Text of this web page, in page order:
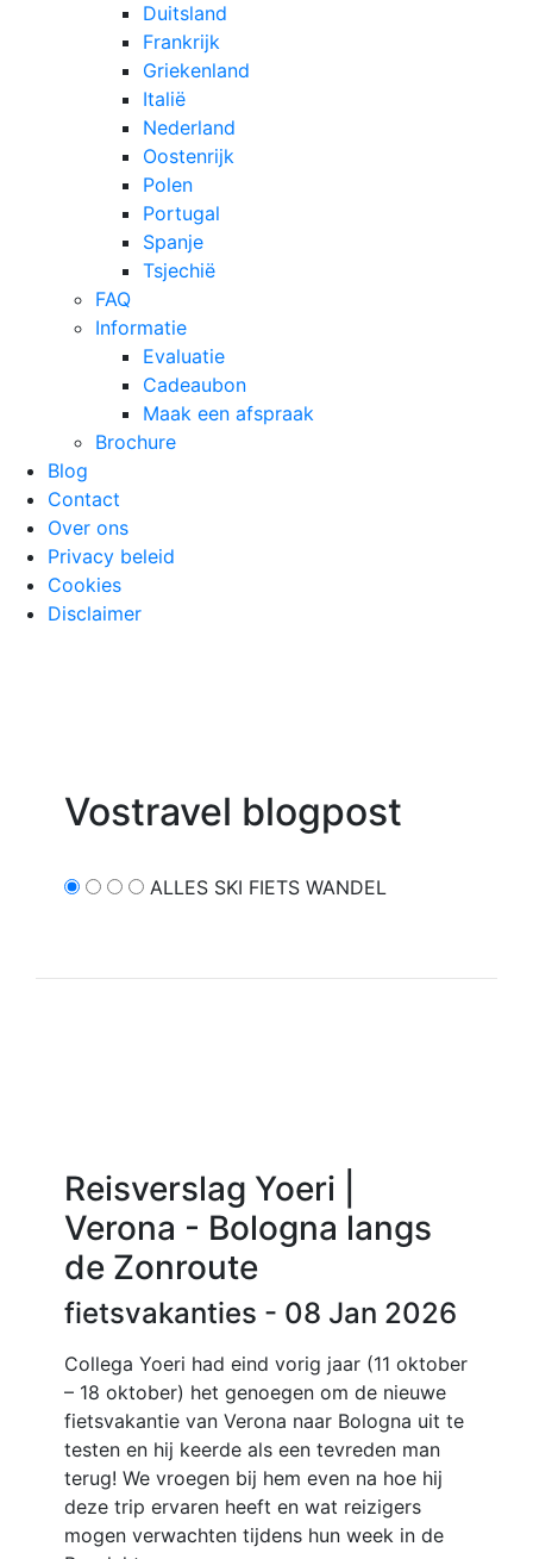
Duitsland
Frankrijk
Griekenland
Italië
Nederland
Oostenrijk
Polen
Portugal
Spanje
Tsjechië
FAQ
Informatie
Evaluatie
Cadeaubon
Maak een afspraak
Brochure
Blog
Contact
Over ons
Privacy beleid
Cookies
Disclaimer
Vostravel blogpost
ALLES SKI FIETS WANDEL
Reisverslag Yoeri |
Verona - Bologna langs
de Zonroute
fietsvakanties - 08 Jan 2026
Collega Yoeri had eind vorig jaar (11 oktober
– 18 oktober) het genoegen om de nieuwe
fietsvakantie van Verona naar Bologna uit te
testen en hij keerde als een tevreden man
terug! We vroegen bij hem even na hoe hij
deze trip ervaren heeft en wat reizigers
mogen verwachten tijdens hun week in de